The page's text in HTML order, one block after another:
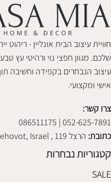
חוויית עיצוב הבית אונליין - ריהוט
שלכם. מגוון חפצי נוי ורהיטי עץ
עיצוב הנבחרים בקפידה וחשיבה
אישי ומקצועי.
צרו קשר:
052-625-7891 | 086511175
כתובת: הרצל 119 , Rehovot, Israel
קטגוריות נבחרות
SALE